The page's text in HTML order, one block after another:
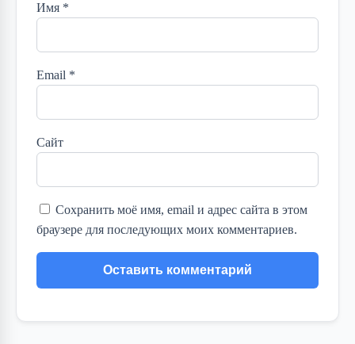
Имя *
Email *
Сайт
Сохранить моё имя, email и адрес сайта в этом
браузере для последующих моих комментариев.